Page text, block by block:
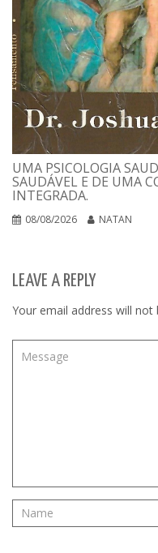
UMA PSICOLOGIA
SAUDÁVEL E DE UMA
INTEGRADA.
08/08/2026 NATAN
LEAVE A REPLY
Your email address will not